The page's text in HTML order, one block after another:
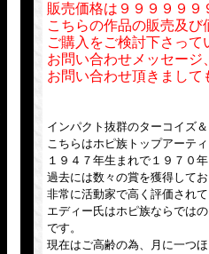
販売価格は９９９９９
こちらの作品の販売及
ご購入をご検討下さっ
お問い合わせメッセー
お問い合わせ頂きまし
インパクト抜群のターコイズ
こちらはホピ族トップアーテ
１９４７年生まれで１９７０
過去には数々の賞を獲得して
非常に活動家で高く評価され
エディー氏はホピ族ならでは
です。
現在はご高齢の為、月に一つ